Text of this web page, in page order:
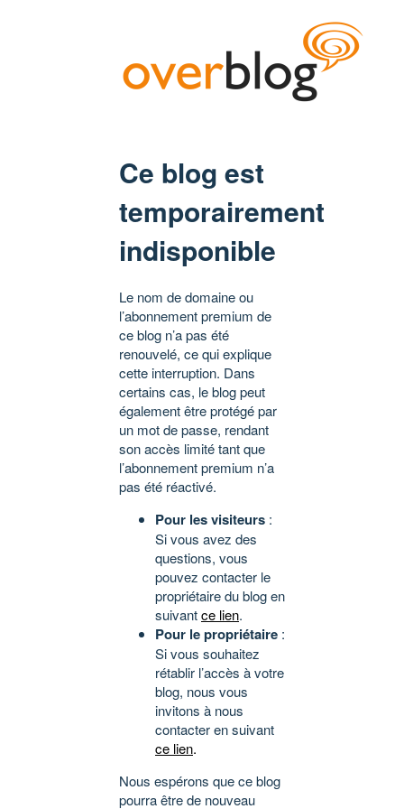
Ce blog est
temporairement
indisponible
Le nom de domaine ou
l’abonnement premium de
ce blog n’a pas été
renouvelé, ce qui explique
cette interruption. Dans
certains cas, le blog peut
également être protégé par
un mot de passe, rendant
son accès limité tant que
l’abonnement premium n’a
pas été réactivé.
Pour les visiteurs :
Si vous avez des
questions, vous
pouvez contacter le
propriétaire du blog en
suivantce lien.
Pour le propriétaire :
Si vous souhaitez
rétablir l’accès à votre
blog, nous vous
invitons à nous
contacter en suivant
ce lien.
Nous espérons que ce blog
pourra être de nouveau